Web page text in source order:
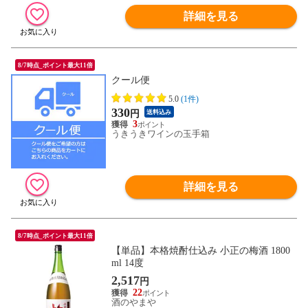
詳細を見る
8/7時点_ポイント最大11倍
クール便
5.0 (1件)
330円 送料込み
3
うきうきワインの玉手箱
詳細を見る
8/7時点_ポイント最大11倍
【単品】本格焼酎仕込み 小正の梅酒 1800
ml 14度
2,517 円
22
酒のやまや